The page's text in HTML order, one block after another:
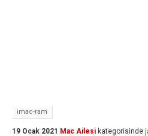
imac-ram
19 Ocak 2021 Mac Ailesi kategorisinde